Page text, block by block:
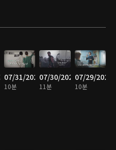
07/31/2026
10분
07/30/2026
11분
07/29/2026
10분